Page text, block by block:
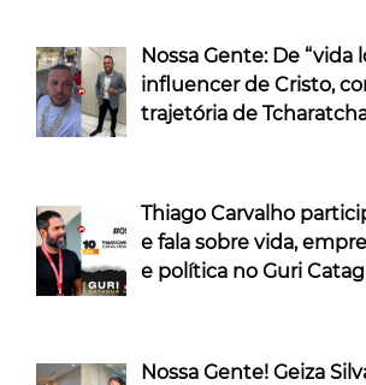
Nossa Gente: De “vida
influencer de Cristo,
trajetória de
Thiago Carvalho
e fala sobre vida,
e política no Guri
Nossa Gente! Geiza